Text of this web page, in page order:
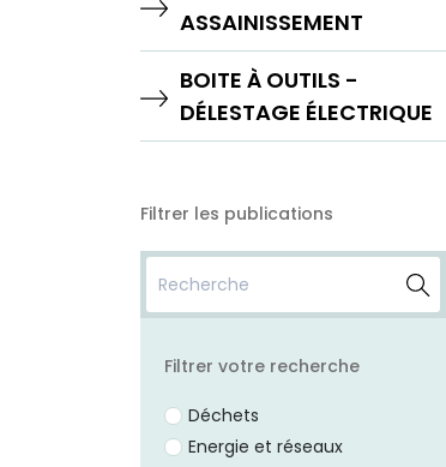
ASSAINISSEMENT
BOITE À OUTILS -
DÉLESTAGE ÉLECTRIQUE
Filtrer les publications
Filtrer votre recherche
Déchets
Energie et réseaux